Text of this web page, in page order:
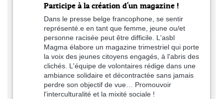
Participe à la création d'un magazine !
Dans le presse belge francophone, se sentir
représenté.e en tant que femme, jeune ou/et
personne racisée peut être difficile. L'asbl
Magma élabore un magazine trimestriel qui porte
la voix des jeunes citoyens engagés, à l'abris des
clichés. L'équipe de volontaires rédige dans une
ambiance solidaire et décontractée sans jamais
perdre son objectif de vue… Promouvoir
l'interculturalité et la mixité sociale !